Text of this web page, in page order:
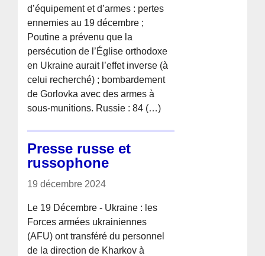
d’équipement et d’armes : pertes
ennemies au 19 décembre ;
Poutine a prévenu que la
persécution de l’Église orthodoxe
en Ukraine aurait l’effet inverse (à
celui recherché) ; bombardement
de Gorlovka avec des armes à
sous-munitions. Russie : 84 (…)
Presse russe et
russophone
19 décembre 2024
Le 19 Décembre - Ukraine : les
Forces armées ukrainiennes
(AFU) ont transféré du personnel
de la direction de Kharkov à